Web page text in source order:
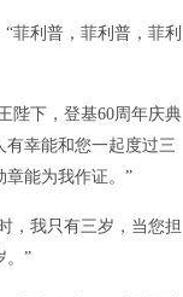
菲利普，菲利普，菲利
陛下，登基60周年庆典
有幸能和您一起度过三
章能为我作证。”
，我只有三岁，当您担
。”